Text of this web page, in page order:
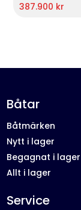
387.900 kr
Båtar
Båtmärken
Nytt i lager
Begagnat i lager
Allt i lager
Service